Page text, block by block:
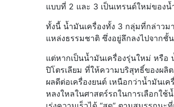
แบบที่ 2 และ 3 เป็นเทรนด์ใหม่ของ
ทั้งนี้ น้ำมันเครื่องทั้ง 3 กลุ่มที่กล่าวม
แหล่งธรรมชาติ ซึ่งอยู่ลึกลงไปจากชั้
แต่หากเป็นน้ำมันเครื่องรุ่นใหม่ หรือ
ปิโตรเลียม ที่ให้ความบริสุทธิ์ของผ
ผลดีต่อเครื่องยนต์ เหนือกว่าน้ำมันเ
หลงใหลในศาสตร์รถในการเลือกใช้